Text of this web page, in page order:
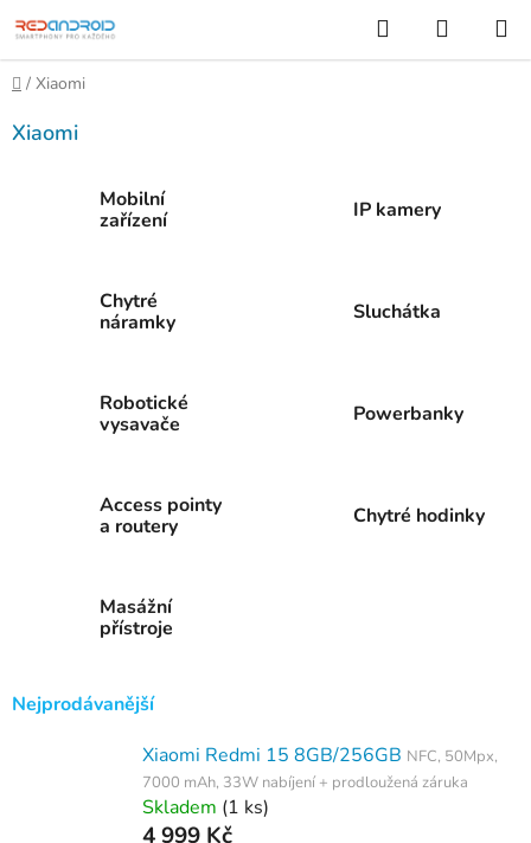
na
obsah
Hledat
KOŠÍK
Domů
/ Xiaomi
Xiaomi
Mobilní
zařízení
IP kamery
Chytré
náramky
Sluchátka
Robotické
vysavače
Powerbanky
Access pointy
a routery
Chytré hodinky
Masážní
přístroje
Nejprodávanější
Xiaomi Redmi 15 8GB/256GB NFC, 50Mpx,
7000 mAh, 33W nabíjení + prodloužená záruka
Skladem (1 ks)
4 999 Kč